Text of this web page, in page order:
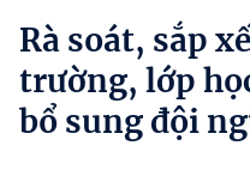
Tham vấn chính sách
Người dân góp ý
Rà soát, sắp
trường, lớp
bổ sung đội